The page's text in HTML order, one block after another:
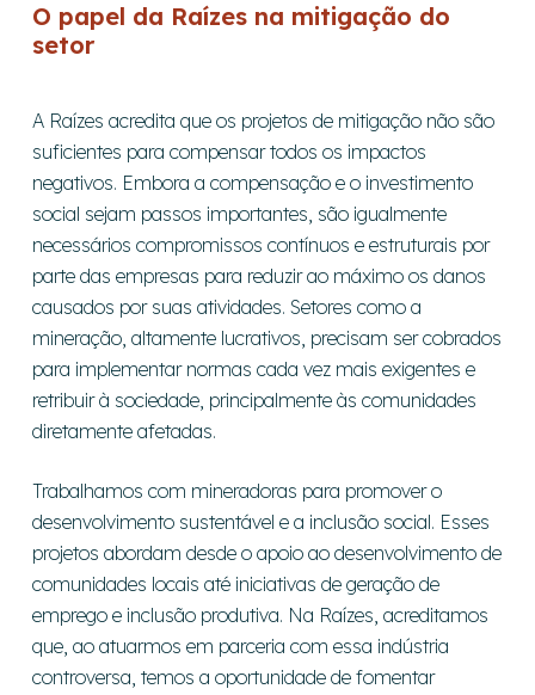
O papel da Raízes na mitigação do
setor
A Raízes acredita que os projetos de mitigação não são
suficientes para compensar todos os impactos
negativos. Embora a compensação e o investimento
social sejam passos importantes, são igualmente
necessários compromissos contínuos e estruturais por
parte das empresas para reduzir ao máximo os danos
causados por suas atividades. Setores como a
mineração, altamente lucrativos, precisam ser cobrados
para implementar normas cada vez mais exigentes e
retribuir à sociedade, principalmente às comunidades
diretamente afetadas.
Trabalhamos com mineradoras para promover o
desenvolvimento sustentável e a inclusão social. Esses
projetos abordam desde o apoio ao desenvolvimento de
comunidades locais até iniciativas de geração de
emprego e inclusão produtiva. Na Raízes, acreditamos
que, ao atuarmos em parceria com essa indústria
controversa, temos a oportunidade de fomentar